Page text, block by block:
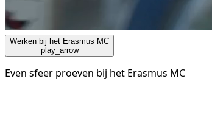
Werken bij het Erasmus MC
play_arrow
Even sfeer proeven bij het Erasmus MC